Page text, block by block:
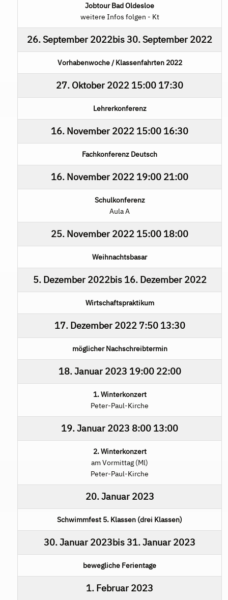
Jobtour Bad Oldesloe
weitere Infos folgen - Kt
26. September 2022bis30. September 2022
Vorhabenwoche / Klassenfahrten 2022
27. Oktober 2022 15:00 17:30
Lehrerkonferenz
16. November 2022 15:00 16:30
Fachkonferenz Deutsch
16. November 2022 19:00 21:00
Schulkonferenz
Aula A
25. November 2022 15:00 18:00
Weihnachtsbasar
5. Dezember 2022bis 16. Dezember 2022
Wirtschaftspraktikum
17. Dezember 20227:50 13:30
möglicher Nachschreibtermin
18. Januar 2023 19:00 22:00
1. Winterkonzert
Peter-Paul-Kirche
19. Januar 2023 8:00 13:00
2. Winterkonzert
am Vormittag (Ml)
Peter-Paul-Kirche
20. Januar 2023
Schwimmfest 5. Klassen (drei Klassen)
30. Januar 2023bis31. Januar 2023
bewegliche Ferientage
1. Februar 2023